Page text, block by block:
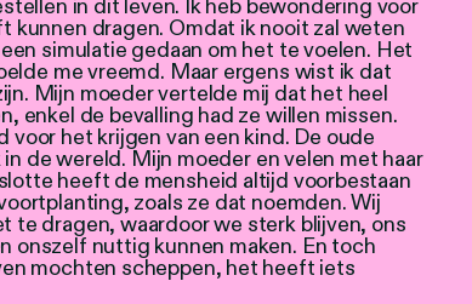
in dit leven. Ik heb bewondering voor
kunnen dragen. Omdat ik nooit zal weten
simulatie gedaan om het te voelen. Het
me vreemd. Maar ergens wist ik dat
Mijn moeder vertelde mij dat het heel
enkel de bevalling had ze willen missen.
voor het krijgen van een kind. De oude
de wereld. Mijn moeder en velen met haar
heeft de mensheid altijd voorbestaan
zoals ze dat noemden. Wij
te dragen, waardoor we sterk blijven, ons
onszelf nuttig kunnen maken. En toch
mochten scheppen, het heeft iets